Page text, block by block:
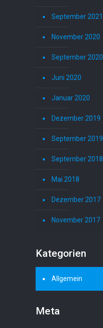
September 2021
November 2020
September 2020
Juni 2020
Januar 2020
Dezember 2019
September 2019
September 2018
Mai 2018
Dezember 2017
November 2017
Kategorien
Allgemein
Meta